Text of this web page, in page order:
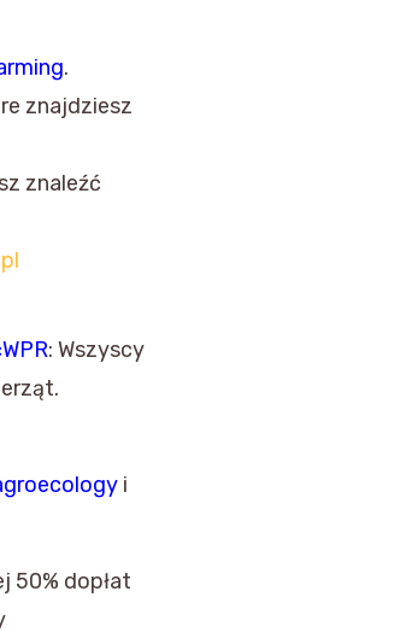
.
znajdziesz
znaleźć
: Wszyscy
i
50% dopłat